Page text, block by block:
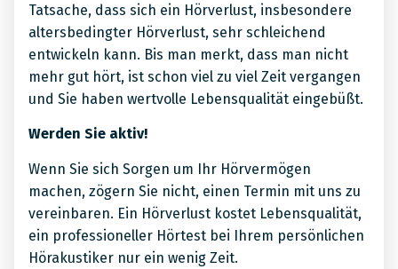
Tatsache, dass sich ein Hörverlust, insbesondere
altersbedingter Hörverlust, sehr schleichend
entwickeln kann. Bis man merkt, dass man nicht
mehr gut hört, ist schon viel zu viel Zeit vergangen
und Sie haben wertvolle Lebensqualität eingebüßt.
Werden Sie aktiv!
Wenn Sie sich Sorgen um Ihr Hörvermögen
machen, zögern Sie nicht, einen Termin mit uns zu
vereinbaren. Ein Hörverlust kostet Lebensqualität,
ein professioneller Hörtest bei Ihrem persönlichen
Hörakustiker nur ein wenig Zeit.